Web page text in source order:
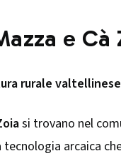
e Cà
rurale valtellinese
si trovano nel
arcaica